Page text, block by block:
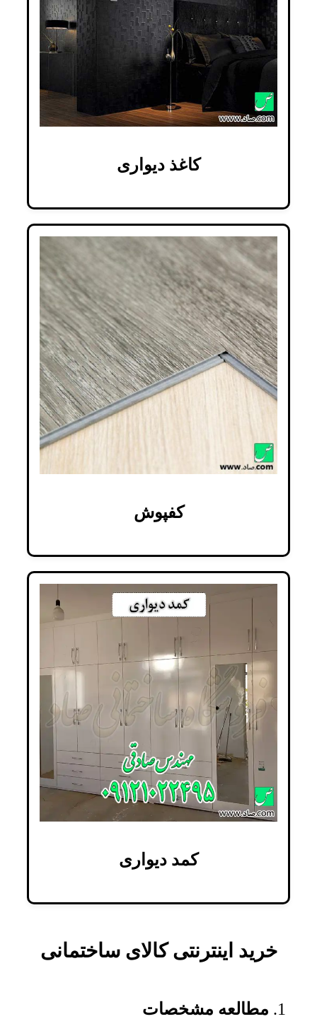
کاغذ دیواری
کفپوش
کمد دیواری
خرید اینترنتی کالای ساختمانی
مطالعه مشخصات